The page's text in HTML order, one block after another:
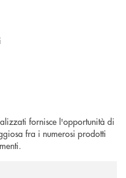
fornisce l'opportunità di
fra i numerosi prodotti